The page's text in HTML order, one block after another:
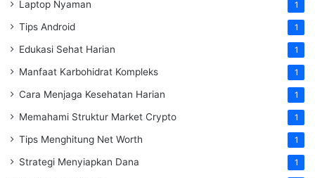
Laptop Nyaman 1
Tips Android 1
Edukasi Sehat Harian 1
Manfaat Karbohidrat Kompleks 1
Cara Menjaga Kesehatan Harian 1
Memahami Struktur Market Crypto 1
Tips Menghitung Net Worth 1
Strategi Menyiapkan Dana 1